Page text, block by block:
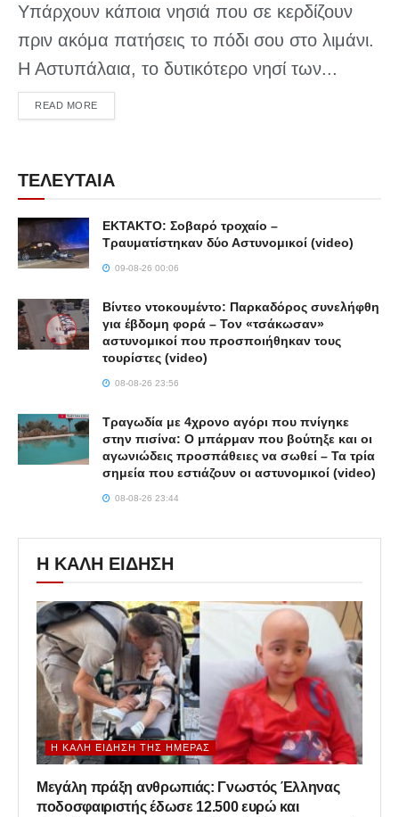
Υπάρχουν κάποια νησιά που σε κερδίζουν
πριν ακόμα πατήσεις το πόδι σου στο λιμάνι.
Η Αστυπάλαια, το δυτικότερο νησί των...
READ MOREDETAILS
ΤΕΛΕΥΤΑΙΑ
ΕΚΤΑΚΤΟ: Σοβαρό τροχαίο –
Τραυματίστηκαν δύο Αστυνομικοί (video)
09-08-26 00:06
Βίντεο ντοκουμέντο: Παρκαδόρος συνελήφθη
για έβδομη φορά – Τον «τσάκωσαν»
αστυνομικοί που προσποιήθηκαν τους
τουρίστες (video)
08-08-26 23:56
Τραγωδία με 4χρονο αγόρι που πνίγηκε
στην πισίνα: O μπάρμαν που βούτηξε και οι
αγωνιώδεις προσπάθειες να σωθεί – Τα τρία
σημεία που εστιάζουν οι αστυνομικοί (video)
08-08-26 23:44
Η ΚΑΛΗ ΕΙΔΗΣΗ
Η ΚΑΛΉ ΕΊΔΗΣΗ ΤΗΣ ΗΜΈΡΑΣ
Μεγάλη πράξη ανθρωπιάς: Γνωστός Έλληνας
ποδοσφαιριστής έδωσε 12.500 ευρώ και